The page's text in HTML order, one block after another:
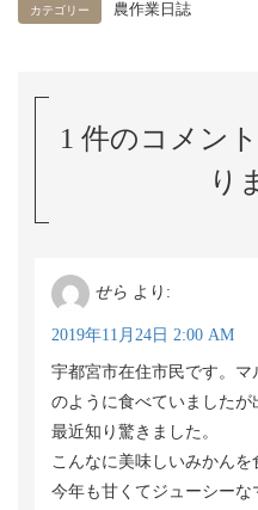
カテゴリー 農作業日誌
1 件のコメン
り
せら より:
2019年11月24日 2:00 AM
宇都宮市在住市民です。
のように食べていました
最近知り驚きました。
こんなに美味しいみかん
今年も甘くてジューシー